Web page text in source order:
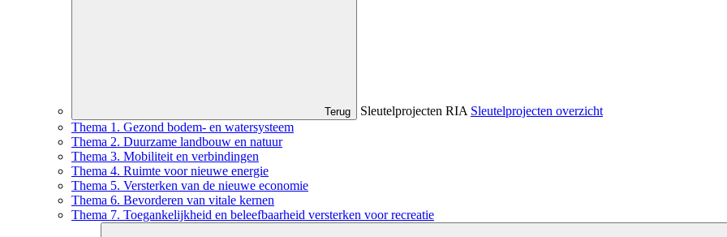
Terug Sleutelprojecten RIA Sleutelprojecten overzicht
Thema 1. Gezond bodem- en watersysteem
Thema 2. Duurzame landbouw en natuur
Thema 3. Mobiliteit en verbindingen
Thema 4. Ruimte voor nieuwe energie
Thema 5. Versterken van de nieuwe economie
Thema 6. Bevorderen van vitale kernen
Thema 7. Toegankelijkheid en beleefbaarheid versterken voor recreatie